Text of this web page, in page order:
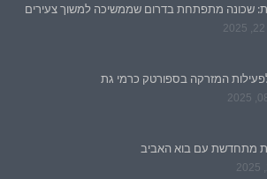
שכונה מתפתחת בדרום שממשיכה למשוך צעירים
המזרקה בספורטק כרמי גת
מתחדשת עם בוא האביב